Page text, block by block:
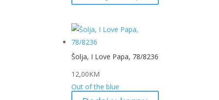
Šolja, I Love Papa, 78/8236
12,00KM
Out of the blue